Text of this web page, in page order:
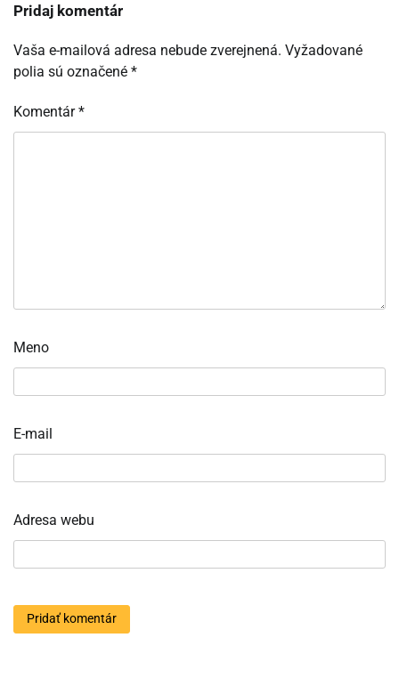
Pridaj komentár
Vaša e-mailová adresa nebude zverejnená. Vyžadované
polia sú označené *
Komentár*
Meno
E-mail
Adresa webu